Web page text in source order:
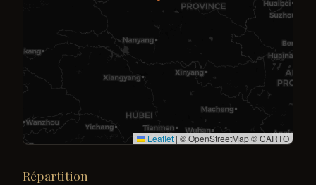
Leaflet | © OpenStreetMap © CARTO
Répartition